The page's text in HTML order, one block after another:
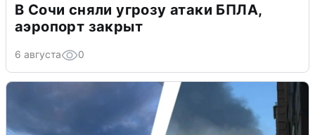
В Сочи сняли угрозу атаки БПЛА,
аэропорт закрыт
6 августа 0